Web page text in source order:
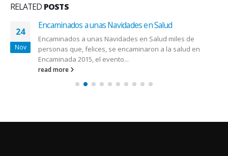
RELATED POSTS
24
Nov
Encaminados a unas Navidades en Salud
Encaminados a unas Navidades en Salud miles de
personas que, felices, se encaminaron a la salud en
Encaminada 2015, el evento...
read more